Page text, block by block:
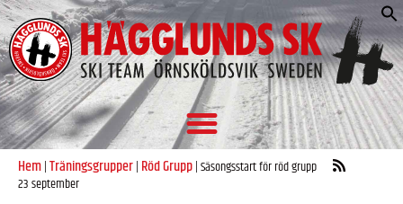
Hem|Träningsgrupper| Röd Grupp|Säsongsstart för röd grupp
23 september